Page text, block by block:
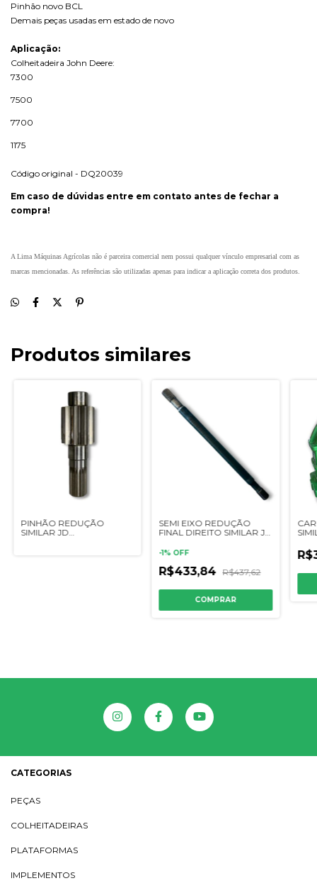
Pinhão novo BCL
Demais peças usadas em estado de novo
Aplicação:
Colheitadeira John Deere:
7300
7500
7700
1175
Código original - DQ20039
Em caso de dúvidas entre em contato antes de fechar a
compra!
A Lima Máquinas Agrícolas não é parceira comercial nem possui qualquer vínculo empresarial com as
marcas mencionadas. As referências são utilizadas apenas para indicar a aplicação correta dos produtos.
Produtos similares
PINHÃO REDUÇÃO
SIMILAR JD
SEMI EIXO REDUÇÃO
FINAL DIREITO SIMILAR JD
- COMP. 660mm -
-1% OFF
R$433,84 R$437,62
-
CATEGORIAS
PEÇAS
COLHEITADEIRAS
PLATAFORMAS
IMPLEMENTOS